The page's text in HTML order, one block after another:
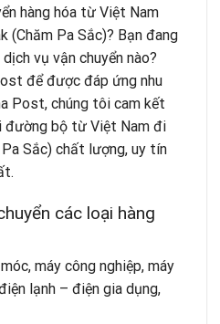
hàng hóa từ Việt Nam
(Chăm Pa Sắc)? Bạn đang
vụ vận chuyển nào?
để được đáp ứng nhu
Post, chúng tôi cam kết
đường bộ từ Việt Nam đi
Sắc) chất lượng, uy tín
các loại hàng
máy công nghiệp, máy
lạnh – điện gia dụng,